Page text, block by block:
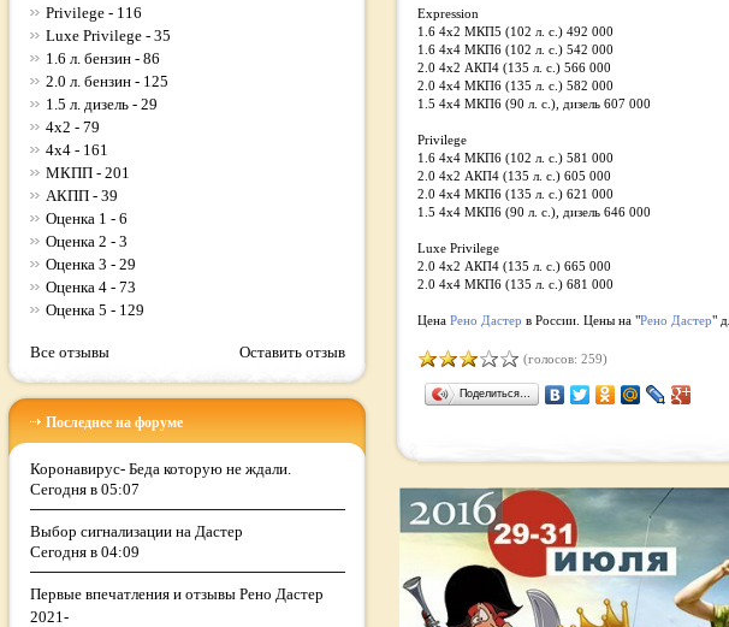
Privilege - 116
Luxe Privilege - 35
1.6 л. бензин - 86
2.0 л. бензин - 125
1.5 л. дизель - 29
4x2 - 79
4x4 - 161
МКПП - 201
АКПП - 39
Оценка 1 - 6
Оценка 2 - 3
Оценка 3 - 29
Оценка 4 - 73
Оценка 5 - 129
Все отзывы Оставить отзыв
Последнее на форуме
Коронавирус- Беда которую не ждали.
Сегодня в 05:07
Выбор сигнализации на Дастер
Сегодня в 04:09
Первые впечатления и отзывы Рено Дастер
2021-
Expression
1.6 4x2 MКП5 (102 л. с.) 492 000
1.6 4x4 MКП6 (102 л. с.) 542 000
2.0 4x2 АКП4 (135 л. с.) 566 000
2.0 4x4 MКП6 (135 л. с.) 582 000
1.5 4x4 MКП6 (90 л. с.), дизель 607 000
Privilege
1.6 4x4 MКП6 (102 л. с.) 581 000
2.0 4x2 АКП4 (135 л. с.) 605 000
2.0 4x4 MКП6 (135 л. с.) 621 000
1.5 4x4 MКП6 (90 л. с.), дизель 646 000
Luxe Privilege
2.0 4x2 АКП4 (135 л. с.) 665 000
2.0 4x4 MКП6 (135 л. с.) 681 000
Цена Рено Дастер в России. Цены на "Рено Дастер"
(голосов: 259)
Поделиться…